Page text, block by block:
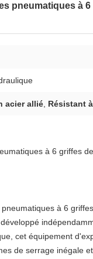
pneumatiques à
acier allié, Résistant
à 6 griffes
à 6
cet équipement
de serrage inégale